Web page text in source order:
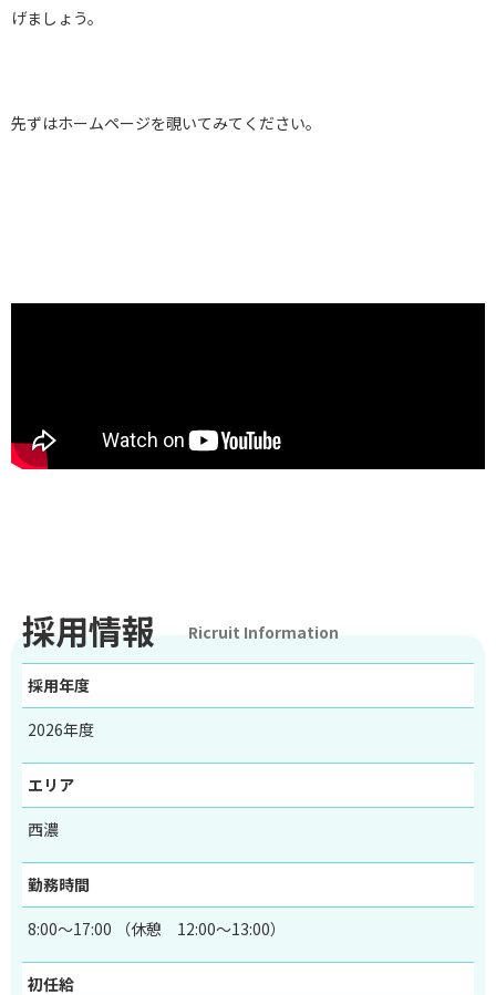
げましょう。
先ずはホームページを覗いてみてください。
採用情報 Ricruit Information
採用年度
2026年度
エリア
西濃
勤務時間
8:00～17:00 （休憩 12:00～13:00）
初任給